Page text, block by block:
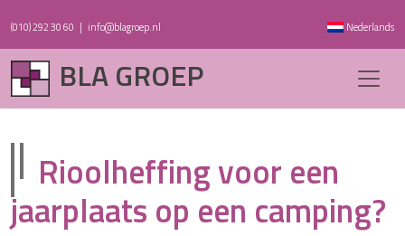
(010) 292 30 60 | info@blagroep.nl Nederlands
BLA GROEP
Rioolheffing voor een
jaarplaats op een camping?